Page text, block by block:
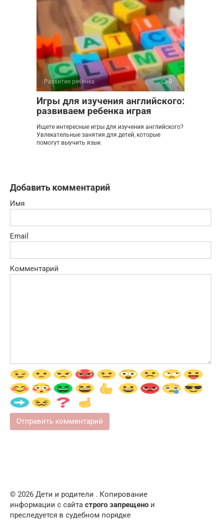
Развитие ребенка 0
Игры для изучения английского:
развиваем ребенка играя
Ищете интересные игры для изучения английского?
Увлекательные занятия для детей, которые
помогут выучить язык
Добавить комментарий
Имя
Email
Комментарий
© 2026 Дети и родители . Копирование
информации с сайта строго запрещено и
преследуется в судебном порядке